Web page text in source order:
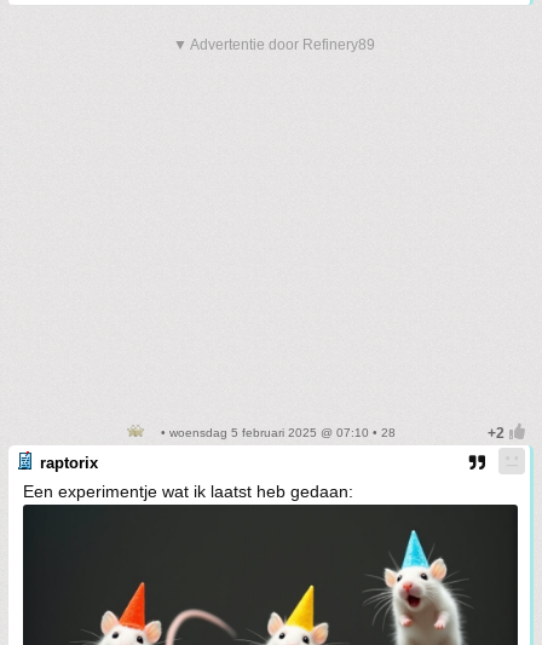
▼ Advertentie door Refinery89
• woensdag 5 februari 2025 @ 07:10 • 28
raptorix
Een experimentje wat ik laatst heb gedaan: